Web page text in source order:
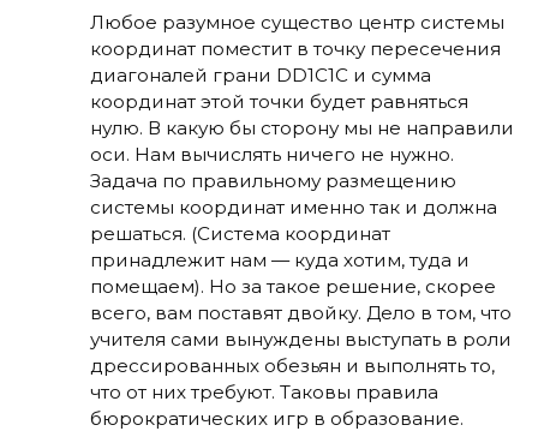
Любое разумное существо центр системы
координат поместит в точку пересечения
диагоналей грани DD1C1C и сумма
координат этой точки будет равняться
нулю. В какую бы сторону мы не направили
оси. Нам вычислять ничего не нужно.
Задача по правильному размещению
системы координат именно так и должна
решаться. (Система координат
принадлежит нам — куда хотим, туда и
помещаем). Но за такое решение, скорее
всего, вам поставят двойку. Дело в том, что
учителя сами вынуждены выступать в роли
дрессированных обезьян и выполнять то,
что от них требуют. Таковы правила
бюрократических игр в образование.